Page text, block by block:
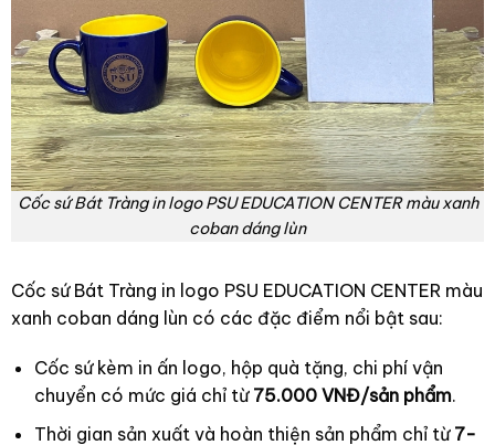
Cốc sứ Bát Tràng in logo PSU EDUCATION CENTER màu xanh
coban dáng lùn
Cốc sứ Bát Tràng in logo PSU EDUCATION CENTER màu
xanh coban dáng lùn có các đặc điểm nổi bật sau:
Cốc sứ kèm in ấn logo, hộp quà tặng, chi phí vận
chuyển có mức giá chỉ từ 75.000 VNĐ/sản phẩm.
Thời gian sản xuất và hoàn thiện sản phẩm chỉ từ 7-